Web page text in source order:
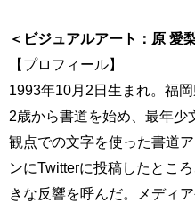
＜ビジュアルアート：原 愛
【プロフィール】
1993年10⽉2⽇⽣まれ。福岡
2歳から書道を始め、最年少
観点での⽂字を使った書道
ンにTwitterに投稿したとこ
きな反響を呼んだ。メディ